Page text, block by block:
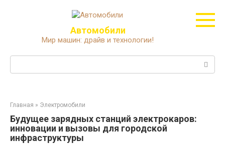
Автомобили
Мир машин: драйв и технологии!
Главная » Электромобили
Будущее зарядных станций электрокаров:
инновации и вызовы для городской
инфраструктуры